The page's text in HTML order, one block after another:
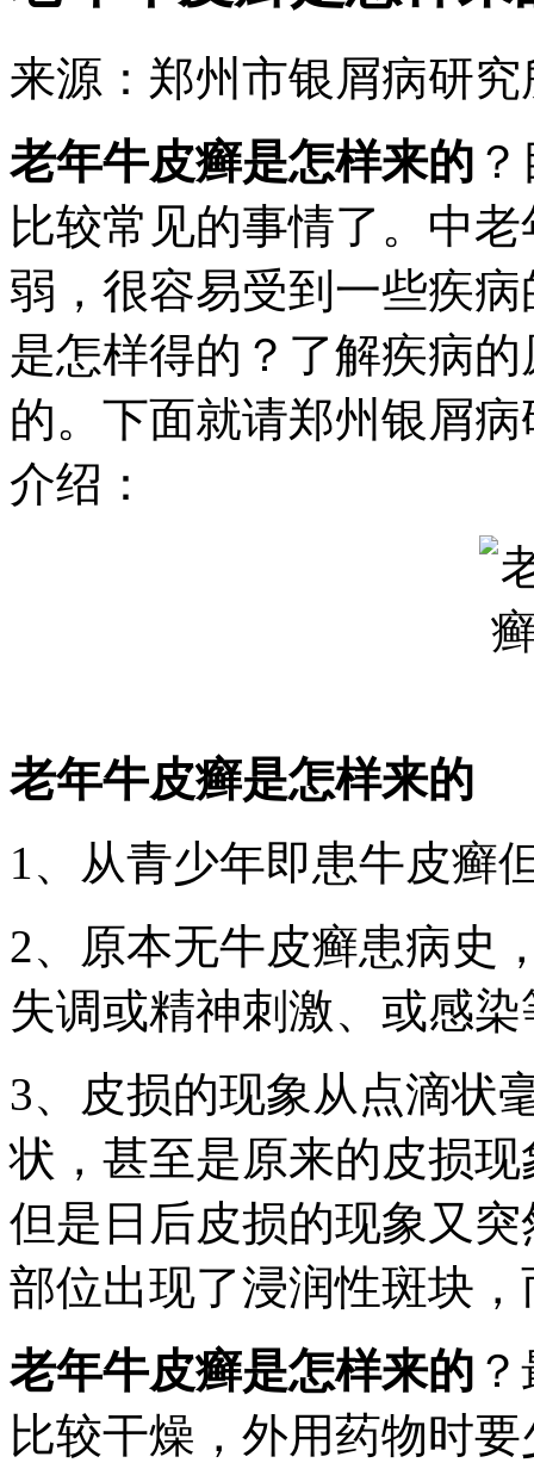
来源：郑州市银屑病研
老年牛皮癣是怎样来的
比较常见的事情了。中
弱，很容易受到一些疾
是怎样得的？了解疾病
的。下面就请郑州银屑
介绍：
老年牛皮癣是怎样来的
1、从青少年即患牛皮癣
2、原本无牛皮癣患病史
失调或精神刺激、或感
3、皮损的现象从点滴状
状，甚至是原来的皮损
但是日后皮损的现象又
部位出现了浸润性斑块
老年牛皮癣是怎样来的
比较干燥，外用药物时